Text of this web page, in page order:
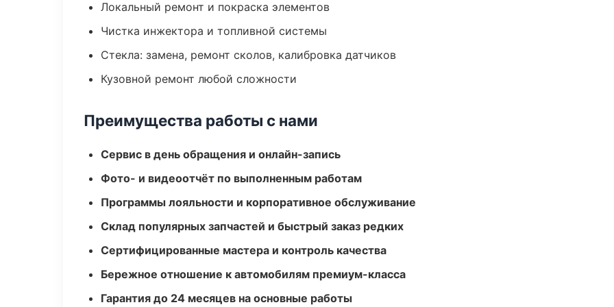
Локальный ремонт и покраска элементов
Чистка инжектора и топливной системы
Стекла: замена, ремонт сколов, калибровка датчиков
Кузовной ремонт любой сложности
Преимущества работы с нами
Сервис в день обращения и онлайн-запись
Фото- и видеоотчёт по выполненным работам
Программы лояльности и корпоративное обслуживание
Склад популярных запчастей и быстрый заказ редких
Сертифицированные мастера и контроль качества
Бережное отношение к автомобилям премиум-класса
Гарантия до 24 месяцев на основные работы